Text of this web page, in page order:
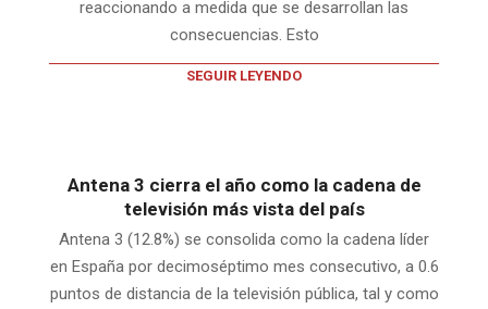
reaccionando a medida que se desarrollan las
consecuencias. Esto
SEGUIR LEYENDO
Antena 3 cierra el año como la cadena de
televisión más vista del país
Antena 3 (12.8%) se consolida como la cadena líder
en España por decimoséptimo mes consecutivo, a 0.6
puntos de distancia de la televisión pública, tal y como